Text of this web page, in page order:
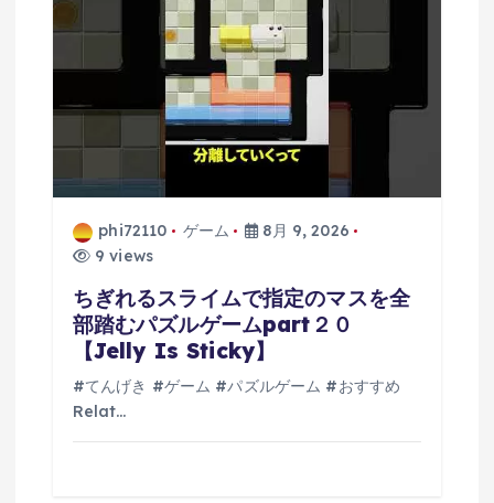
phi72110 ゲーム
8月 9, 2026
9 views
ちぎれるスライムで指定のマスを全
部踏むパズルゲームpart２０
【Jelly Is Sticky】
#てんげき #ゲーム #パズルゲーム #おすすめ
Relat…